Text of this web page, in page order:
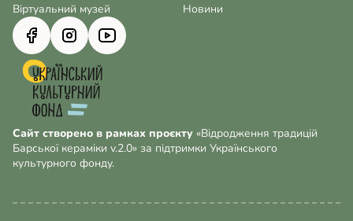
Віртуальний музей
Новини
Сайт створено в рамках проєкту «Відродження традицій
Барської кераміки v.2.0» за підтримки Українського
культурного фонду.